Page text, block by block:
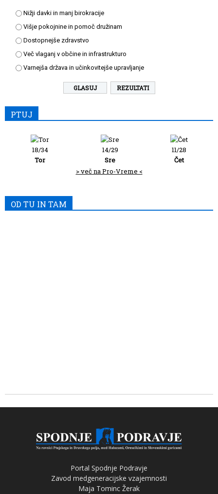
Nižji davki in manj birokracije
Višje pokojnine in pomoč družinam
Dostopnejše zdravstvo
Več vlaganj v občine in infrastrukturo
Varnejša država in učinkovitejše upravljanje
REZULTATI
PTUJ
18/34
Tor
14/29
Sre
11/28
Čet
> več na Pro-Vreme <
OD TU IN TAM
Portal Spodnje Podravje
Zavod medgeneracijske vzajemnosti
Maja Tominc Žerak